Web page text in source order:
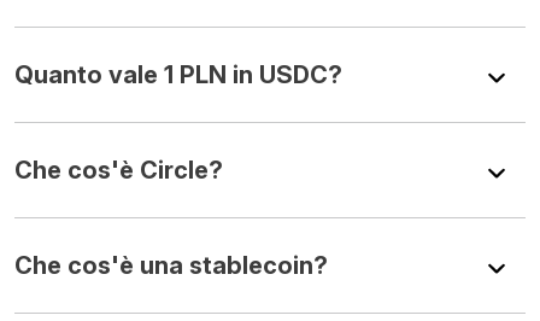
Quanto vale 1 PLN in USDC?
Che cos'è Circle?
Che cos'è una stablecoin?